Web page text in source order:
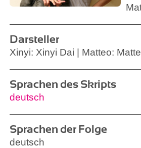
Darsteller
Xinyi: Xinyi Dai | Matteo:
Sprachen des Skripts
deutsch
Sprachen der Folge
deutsch